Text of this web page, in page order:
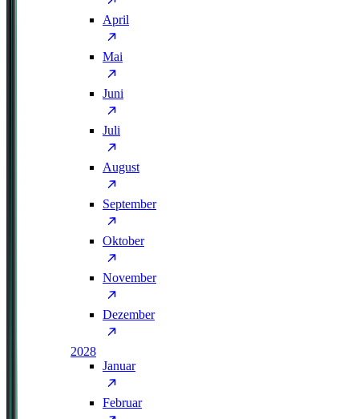
April
Mai
Juni
Juli
August
September
Oktober
November
Dezember
2028
Januar
Februar